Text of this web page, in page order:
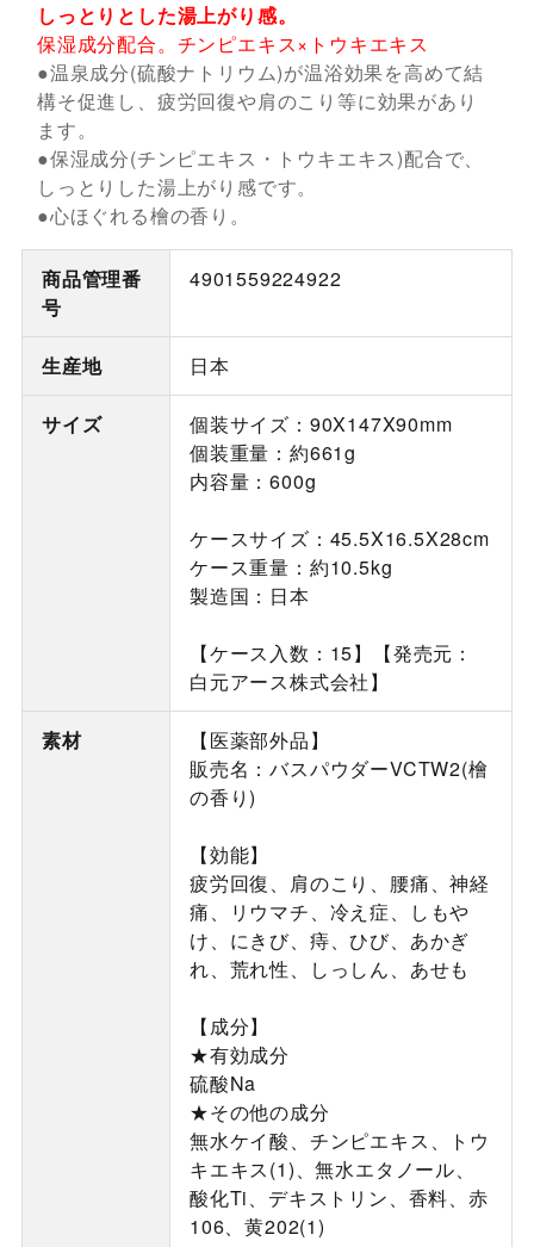
しっとりとした湯上がり感。
保湿成分配合。チンピエキス×トウキエキス
●温泉成分(硫酸ナトリウム)が温浴効果を高めて結
構そ促進し、疲労回復や肩のこり等に効果があり
ます。
●保湿成分(チンピエキス・トウキエキス)配合で、
しっとりした湯上がり感です。
●心ほぐれる檜の香り。
商品管理番
号
4901559224922
生産地 日本
サイズ
個装サイズ：90X147X90mm
個装重量：約661g
内容量：600g
ケースサイズ：45.5X16.5X28cm
ケース重量：約10.5kg
製造国：日本
【ケース入数：15】【発売元：
白元アース株式会社】
素材
【医薬部外品】
販売名：バスパウダーVCTW2(檜
の香り)
【効能】
疲労回復、肩のこり、腰痛、神経
痛、リウマチ、冷え症、しもや
け、にきび、痔、ひび、あかぎ
れ、荒れ性、しっしん、あせも
【成分】
★有効成分
硫酸Na
★その他の成分
無水ケイ酸、チンピエキス、トウ
キエキス(1)、無水エタノール、
酸化Ti、デキストリン、香料、赤
106、黄202(1)